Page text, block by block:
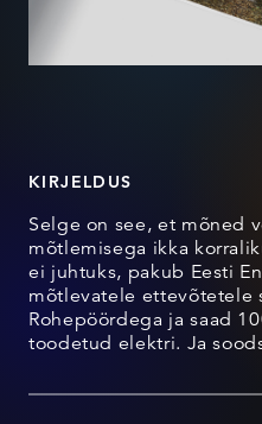
KIRJELDUS
Selge on see, et mõned
mõtlemisega ikka
ei juhtuks, pakub Eesti
mõtlevatele ettevõtetele
Rohepöördega ja saad
toodetud elektri. Ja